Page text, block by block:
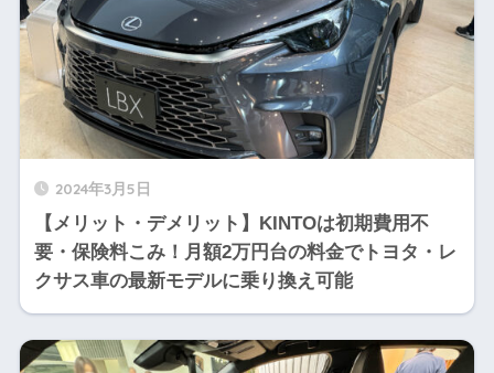
2024年3月5日
【メリット・デメリット】KINTOは初期費用不
要・保険料こみ！月額2万円台の料金でトヨタ・レ
クサス車の最新モデルに乗り換え可能